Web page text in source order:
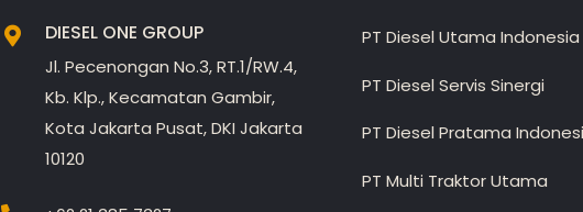
DIESEL ONE GROUP
Jl. Pecenongan No.3, RT.1/RW.4,
Kb. Klp., Kecamatan Gambir,
Kota Jakarta Pusat, DKI Jakarta
10120
PT Diesel Utama Indonesia
PT Diesel Servis Sinergi
PT Diesel Pratama
PT Multi Traktor Utama